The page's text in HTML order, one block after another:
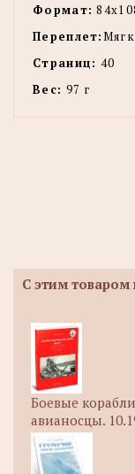
Формат:
Переплет:
Страниц: 40
Вес: 97 г
С этим товаром
Боевые
авианосцы.